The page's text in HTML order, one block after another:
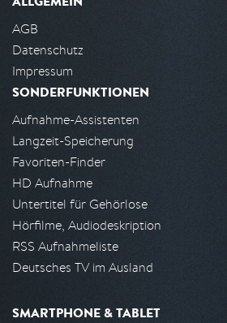
AGB
Datenschutz
Impressum
SONDERFUNKTIONEN
Aufnahme-Assistenten
Langzeit-Speicherung
Favoriten-Finder
HD Aufnahme
Untertitel für Gehörlose
Hörfilme, Audiodeskription
RSS Aufnahmeliste
Deutsches TV im Ausland
SMARTPHONE & TABLET